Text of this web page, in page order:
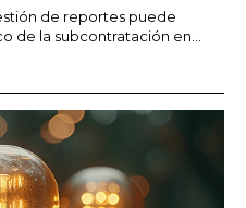
de reportes puede
de la subcontratación en...